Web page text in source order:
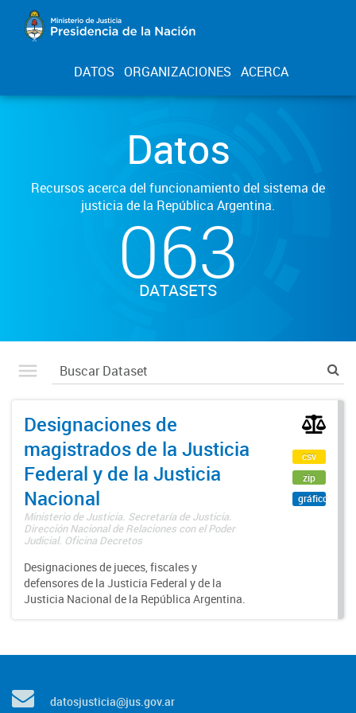
DATOS ORGANIZACIONES ACERCA
Datos
Recursos acerca del funcionamiento del sistema de
justicia de la República Argentina.
063
DATASETS
Designaciones de
magistrados de la Justicia
Federal y de la Justicia
Nacional
Ministerio de Justicia. Secretaría de Justicia.
Dirección Nacional de Relaciones con el Poder
Judicial. Oficina Decretos
Designaciones de jueces, fiscales y
defensores de la Justicia Federal y de la
Justicia Nacional de la República Argentina.
csv
zip
gráfico
datosjusticia@jus.gov.ar